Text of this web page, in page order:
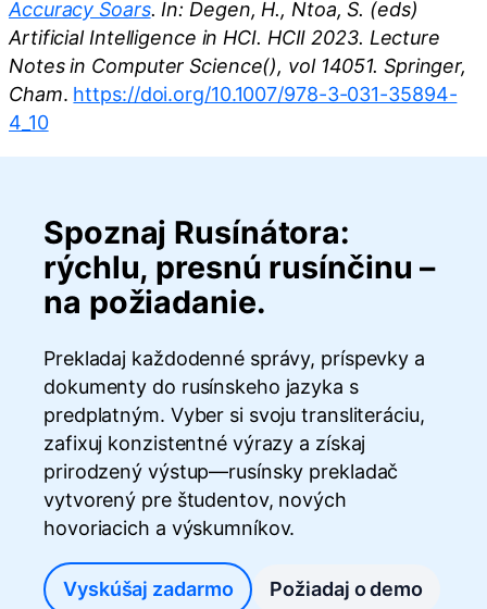
Accuracy Soars. In: Degen, H., Ntoa, S. (eds)
Artificial Intelligence in HCI. HCII 2023. Lecture
Notes in Computer Science(), vol 14051. Springer,
Cham. https://doi.org/10.1007/978-3-031-35894-
4_10
Spoznaj Rusínátora:
rýchlu, presnú rusínčinu –
na požiadanie.
Prekladaj každodenné správy, príspevky a
dokumenty do rusínskeho jazyka s
predplatným. Vyber si svoju transliteráciu,
zafixuj konzistentné výrazy a získaj
prirodzený výstup—rusínsky prekladač
vytvorený pre študentov, nových
hovoriacich a výskumníkov.
Vyskúšaj zadarmo Požiadaj o demo